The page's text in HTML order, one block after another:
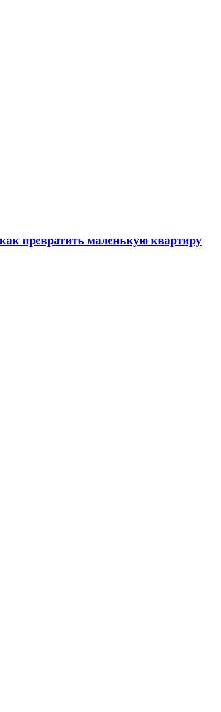
превратить маленькую квартиру